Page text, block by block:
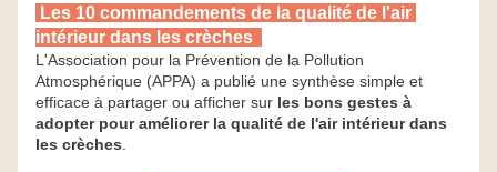
Les 10 commandements de la qualité de l'air
intérieur dans les crèches
L'Association pour la Prévention de la Pollution
Atmosphérique (APPA) a publié une synthèse simple et
efficace à partager ou afficher sur les bons gestes à
adopter pour améliorer la qualité de l'air intérieur dans
les crèches